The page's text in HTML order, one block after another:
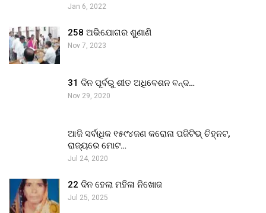
Jan 6, 2022
258 ଅଭିଯୋଗର ଶୁଣାଣି
Nov 7, 2023
31 ଦିନ ପୂର୍ବରୁ ଶୀତ ଅଧିବେଶନ ବନ୍ଦ…
Nov 29, 2020
ଆଜି ସର୍ବାଧିକ ୧୫୯୪ଜଣ କରୋନା ପଜିଟିଭ୍ ଚିହ୍ନଟ,
ରାଜ୍ୟରେ ମୋଟ…
Jul 24, 2020
22 ଦିନ ହେଲା ମହିଳା ନିଖୋଜ
Jul 25, 2025